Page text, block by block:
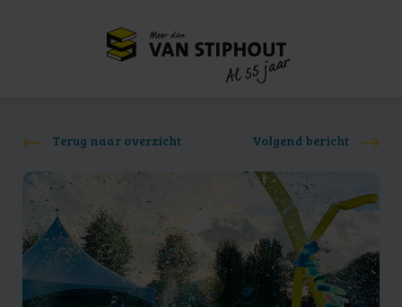
Meer dan
Al 55 jaar
Terug naar overzicht Volgend bericht